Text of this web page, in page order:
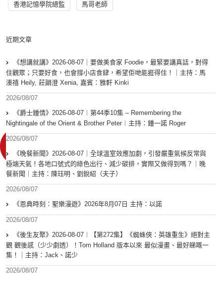
香港記憶學院總監 馬哥老師
近期文章
《想講就講》2026-08-07｜要做美食家 Foodie，最緊要講真話，對得
住觀眾；只要好食，也會撐小店食肆，希望佢哋能捱得住！｜主持：馬
溱禧 Heily, 莊韻澄 Xenia, 嘉賓：雅軒 Kinki
2026/08/07
《爵士鍾情》2026-08-07︱第44季10集 – Remembering the
Nightingale of the Orient & Brother Peter︱主持：鍾一諾 Roger
2026/08/07
《晚餐新聞》2026-08-07｜全球溫室效應加劇，引發嚴重氣候反常與
極端天氣！各地口號式的綠色出行、減少碳排，實際又做得到嗎？｜晚
餐新聞｜主持：陳珏明、劉銳紹（夫子）
2026/08/07
《恩典時刻：聖樂漫遊》2026年8月07日 主持：以諾
2026/08/07
《後生友聚》2026-08-07︱【第272集】《蜘蛛俠：英雄重生》絕對主
觀 觀後感（少少劇透）！Tom Holland 版本以來 最似漫畫、最好睇嘅一
集！｜主持：Jack、諾少
2026/08/07